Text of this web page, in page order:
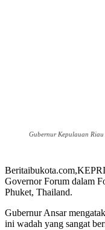
Gubernur Kepulauan
Governor Forum dalam
Phuket, Thailand.
Gubernur Ansar
ini wadah yang sangat